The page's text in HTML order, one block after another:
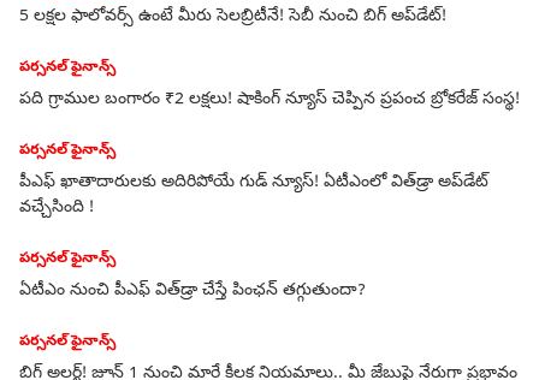
రెండు లక్షలకు 47వేల రూపాయల వడ్డీ! పోస్టాఫీస్‌లోని ఈ పథకం గురించి
లైఫ్‌స్టైల్‌
మార్గాలు ఇవే
పర్సనల్ ఫైనాన్స్
రోజుల్లో సభ్యుల హైదరాబాద్‌ టూర్!
రెండో ఫోన్‌కి బ్యాంకు అకౌంట్ అక్కర్లేదు - గూగుల్ పే యూపీఐ సర్కిల్ తో మీ
ఫోనే మీ డిజిటల్ బ్యాంక్! ఫుల్ డీటైల్స్